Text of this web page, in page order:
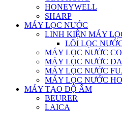
HONEYWELL
SHARP
MÁY LỌC NƯỚC
LINH KIỆN MÁY
LÕI LỌC
MÁY LỌC NƯỚC
MÁY LỌC NƯỚC
MÁY LỌC NƯỚC
MÁY LỌC NƯỚC
MÁY TẠO ĐỘ ẨM
BEURER
LAICA